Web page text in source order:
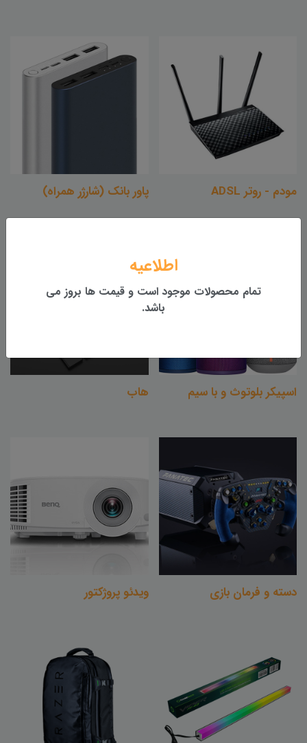
مودم - روتر ADSL پاور بانک (شارژر همراه)
اسپیکر بلوتوث و با سیم هاب
دسته و فرمان بازی ویدئو پروژکتور
اطلاعیه
تمام محصولات موجود است و قیمت ها بروز می
باشد.